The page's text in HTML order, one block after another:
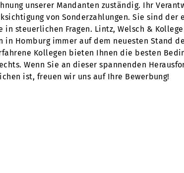
unserer Mandanten zuständig. Ihr
von Sonderzahlungen. Sie sind
steuerlichen Fragen. Lintz, Welsch &
Homburg immer auf dem neuesten Stand
Kollegen bieten Ihnen die besten
Wenn Sie an dieser spannenden
ist, freuen wir uns auf Ihre Bewerbung!